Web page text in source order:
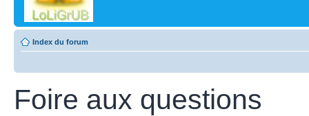
Index du forum
Foire aux questions